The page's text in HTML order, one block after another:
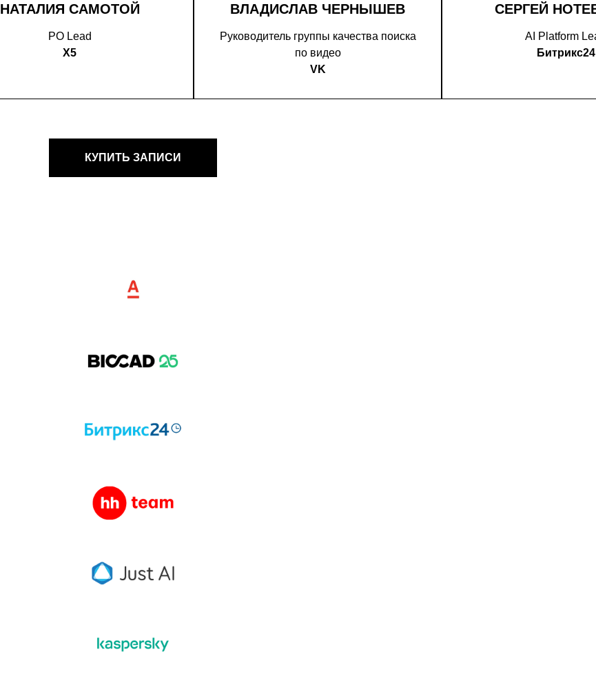
НАТАЛИЯ САМОТОЙ
PO Lead
X5
ВЛАДИСЛАВ ЧЕРНЫШЕВ
Руководитель группы качества поиска
по видео
VK
СЕРГЕЙ
AI Platform
Битрикс24
КУПИТЬ ЗАПИСИ